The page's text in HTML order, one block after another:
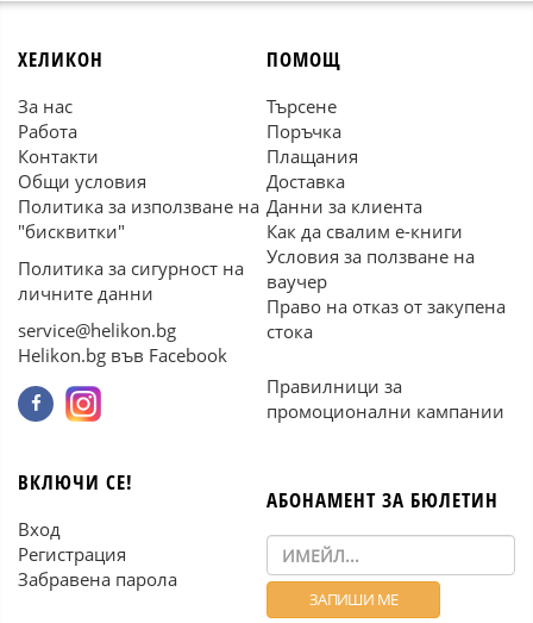
ХЕЛИКОН
За нас
Работа
Контакти
Общи условия
Политика за използване на
"бисквитки"
Политика за сигурност на
личните данни
service@helikon.bg
Helikon.bg във Facebook
ПОМОЩ
Търсене
Поръчка
Плащания
Доставка
Данни за клиента
Как да свалим е-книги
Условия за ползване на
ваучер
Право на отказ от закупена
стока
Правилници за
промоционални кампании
ВКЛЮЧИ СЕ!
Вход
Регистрация
Забравена парола
АБОНАМЕНТ ЗА БЮЛЕТИН